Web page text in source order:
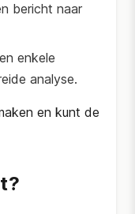
bericht naar
enkele
analyse.
en kunt de